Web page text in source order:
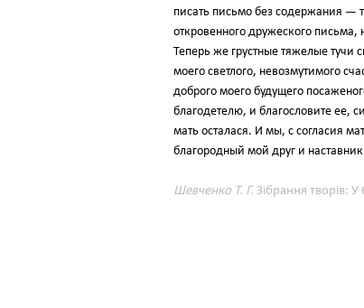
писать письмо без содержания —
откровенного дружеского
Теперь же грустные тяжелые тучи
моего светлого, невозмутимого
доброго моего будущего
благодетелю, и благословите ее,
мать осталася. И мы, с согласия
благородный мой друг и
Шевченко Т. Г. Зібрання творів: